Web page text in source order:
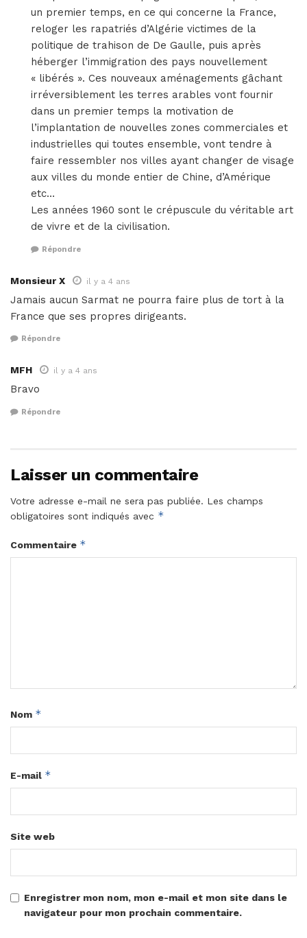
un premier temps, en ce qui concerne la France,
reloger les rapatriés d’Algérie victimes de la
politique de trahison de De Gaulle, puis après
héberger l’immigration des pays nouvellement
« libérés ». Ces nouveaux aménagements gâchant
irréversiblement les terres arables vont fournir
dans un premier temps la motivation de
l’implantation de nouvelles zones commerciales et
industrielles qui toutes ensemble, vont tendre à
faire ressembler nos villes ayant changer de visage
aux villes du monde entier de Chine, d’Amérique
etc…
Les années 1960 sont le crépuscule du véritable art
de vivre et de la civilisation.
Répondre
Monsieur X il y a 4 ans
Jamais aucun Sarmat ne pourra faire plus de tort à la
France que ses propres dirigeants.
Répondre
MFH il y a 4 ans
Bravo
Répondre
Laisser un commentaire
Votre adresse e-mail ne sera pas publiée. Les champs
obligatoires sont indiqués avec *
Commentaire *
Nom *
E-mail *
Site web
Enregistrer mon nom, mon e-mail et mon site dans le
navigateur pour mon prochain commentaire.